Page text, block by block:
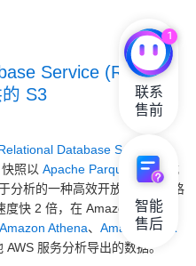
Service (RDS) 快
S3
Database Service
快照以 Apache Parquet
格式
分析的一种高效开放列式存储格
快 2 倍，在 Amazon S3 中占
Amazon Athena、 Amazon EMR
AWS 服务分析导出的数据。
1
联系
售前
智能
售后